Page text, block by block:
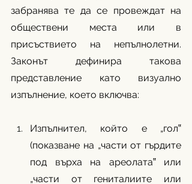
забранява те да се провеждат на
обществени места или в
присъствието на непълнолетни.
Законът дефинира такова
представление като визуално
изпълнение, което включва:
Изпълнител, който е „гол‟
(показване на „части от гърдите
под върха на ареолата‟ или
„части от гениталиите или